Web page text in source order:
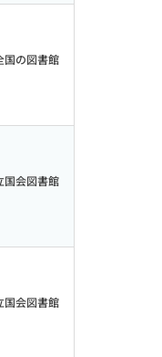
国の図書館
国会図書館
国会図書館